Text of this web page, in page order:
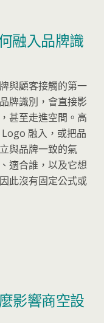
融入品牌識
與顧客接觸的第一
牌識別，會直接影
甚至走進空間。高
融入，或把品
與品牌一致的氣
適合誰，以及它想
此沒有固定公式或
影響商空設